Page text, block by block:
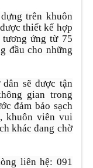
trên khuôn
thiết kế hợp
ứng từ 75
đầu cho những
sẽ được tận
gian trong
đảm bảo sạch
khuôn viên vui
khác đang chờ
liên hệ: 091